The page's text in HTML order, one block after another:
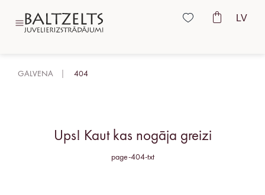
LV
GALVENA 404
Ups! Kaut kas nogāja greizi
page-404-txt